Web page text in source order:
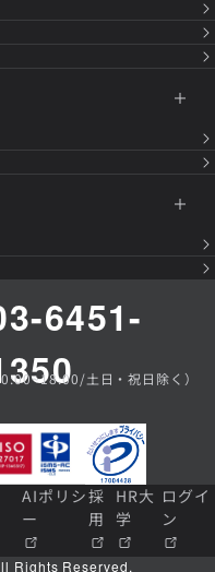
6451-
土日・祝日除く）
AIポリシ
ー
採
用
HR大
学
ログイ
ン
Rights Reserved.